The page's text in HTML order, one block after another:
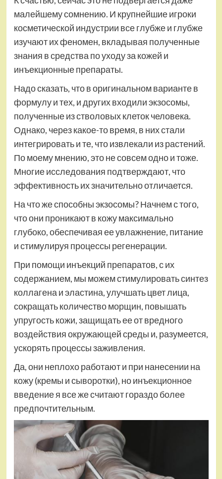
малейшему сомнению. И крупнейшие игроки
косметической индустрии все глубже и глубже
изучают их феномен, вкладывая полученные
знания в средства по уходу за кожей и
инъекционные препараты.
Надо сказать, что в оригинальном варианте в
формулу и тех, и других входили экзосомы,
полученные из стволовых клеток человека.
Однако, через какое-то время, в них стали
интегрировать и те, что извлекали из растений.
По моему мнению, это не совсем одно и тоже.
Многие исследования подтверждают, что
эффективность их значительно отличается.
На что же способны экзосомы? Начнем с того,
что они проникают в кожу максимально
глубоко, обеспечивая ее увлажнение, питание
и стимулируя процессы регенерации.
При помощи инъекций препаратов, с их
содержанием, мы можем стимулировать синтез
коллагена и эластина, улучшать цвет лица,
сокращать количество морщин, повышать
упругость кожи, защищать ее от вредного
воздействия окружающей среды и, разумеется,
ускорять процессы заживления.
Да, они неплохо работают и при нанесении на
кожу (кремы и сыворотки), но инъекционное
введение я все же считают гораздо более
предпочтительным.